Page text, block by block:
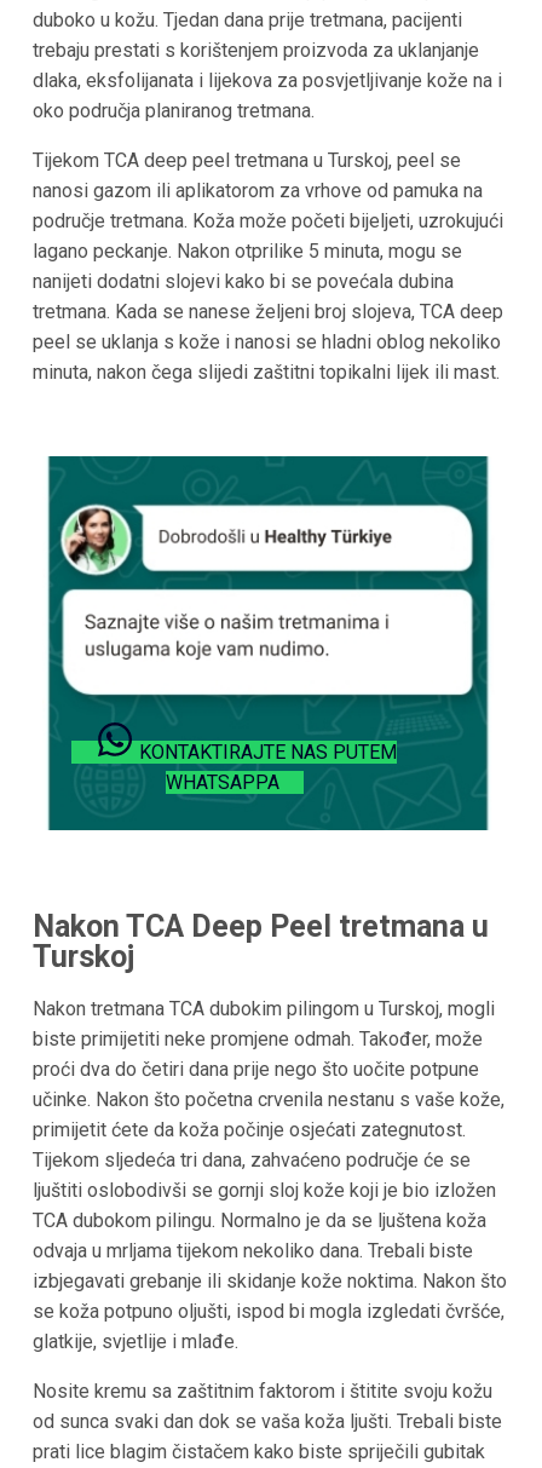
duboko u kožu. Tjedan dana prije tretmana, pacijenti
trebaju prestati s korištenjem proizvoda za uklanjanje
dlaka, eksfolijanata i lijekova za posvjetljivanje kože na i
oko područja planiranog tretmana.
Tijekom TCA deep peel tretmana u Turskoj, peel se
nanosi gazom ili aplikatorom za vrhove od pamuka na
područje tretmana. Koža može početi bijeljeti, uzrokujući
lagano peckanje. Nakon otprilike 5 minuta, mogu se
nanijeti dodatni slojevi kako bi se povećala dubina
tretmana. Kada se nanese željeni broj slojeva, TCA deep
peel se uklanja s kože i nanosi se hladni oblog nekoliko
minuta, nakon čega slijedi zaštitni topikalni lijek ili mast.
KONTAKTIRAJTE NAS PUTEM
WHATSAPPA
Nakon TCA Deep Peel tretmana u
Turskoj
Nakon tretmana TCA dubokim pilingom u Turskoj, mogli
biste primijetiti neke promjene odmah. Također, može
proći dva do četiri dana prije nego što uočite potpune
učinke. Nakon što početna crvenila nestanu s vaše kože,
primijetit ćete da koža počinje osjećati zategnutost.
Tijekom sljedeća tri dana, zahvaćeno područje će se
ljuštiti oslobodivši se gornji sloj kože koji je bio izložen
TCA dubokom pilingu. Normalno je da se ljuštena koža
odvaja u mrljama tijekom nekoliko dana. Trebali biste
izbjegavati grebanje ili skidanje kože noktima. Nakon što
se koža potpuno oljušti, ispod bi mogla izgledati čvršće,
glatkije, svjetlije i mlađe.
Nosite kremu sa zaštitnim faktorom i štitite svoju kožu
od sunca svaki dan dok se vaša koža ljušti. Trebali biste
prati lice blagim čistačem kako biste spriječili gubitak